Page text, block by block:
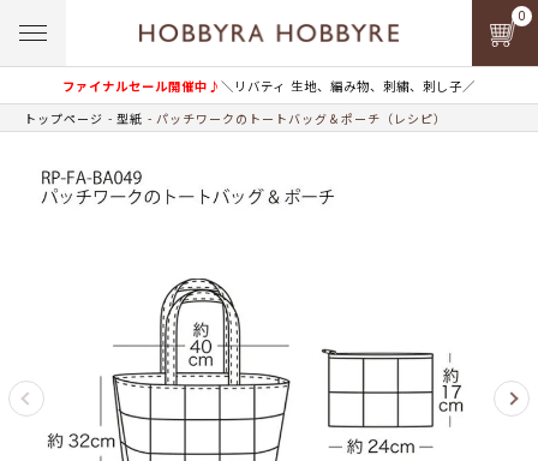
ファイナルセール開催中♪＼リバティ 生地、編み物、刺繍、刺し子／
0
トップページ 型紙 パッチワークのトートバッグ＆ポーチ（レシピ）